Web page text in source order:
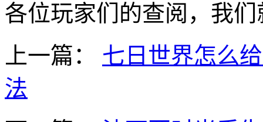
各位玩家们的查阅，我
上一篇：
七日世界怎么
法